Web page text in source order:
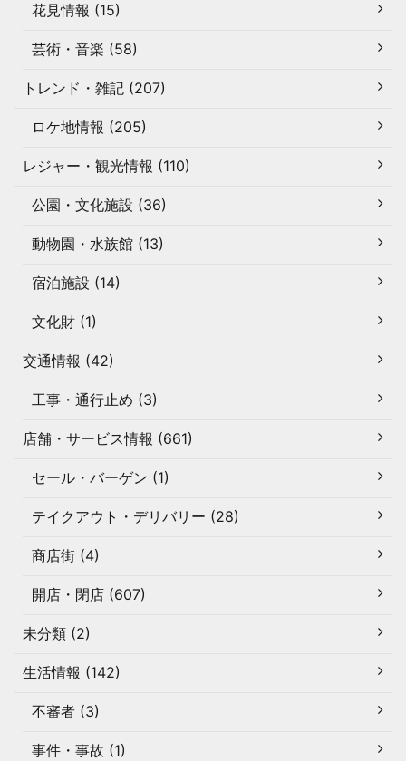
花見情報 (15)
芸術・音楽 (58)
トレンド・雑記 (207)
ロケ地情報 (205)
レジャー・観光情報 (110)
公園・文化施設 (36)
動物園・水族館 (13)
宿泊施設 (14)
文化財 (1)
交通情報 (42)
工事・通行止め (3)
店舗・サービス情報 (661)
セール・バーゲン (1)
テイクアウト・デリバリー (28)
商店街 (4)
開店・閉店 (607)
未分類 (2)
生活情報 (142)
不審者 (3)
事件・事故 (1)